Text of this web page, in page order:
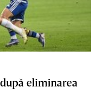
eliminarea